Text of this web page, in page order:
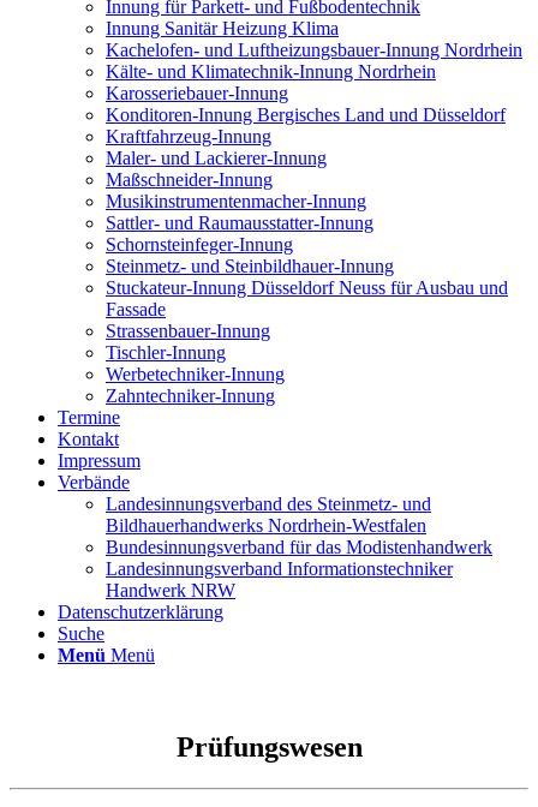
Innung für Parkett- und Fußbodentechnik
Innung Sanitär Heizung Klima
Kachelofen- und Luftheizungsbauer-Innung Nordrhein
Kälte- und Klimatechnik-Innung Nordrhein
Karosseriebauer-Innung
Konditoren-Innung Bergisches Land und Düsseldorf
Kraftfahrzeug-Innung
Maler- und Lackierer-Innung
Maßschneider-Innung
Musikinstrumentenmacher-Innung
Sattler- und Raumausstatter-Innung
Schornsteinfeger-Innung
Steinmetz- und Steinbildhauer-Innung
Stuckateur-Innung Düsseldorf Neuss für Ausbau und
Fassade
Strassenbauer-Innung
Tischler-Innung
Werbetechniker-Innung
Zahntechniker-Innung
Termine
Kontakt
Impressum
Verbände
Landesinnungsverband des Steinmetz- und
Bildhauerhandwerks Nordrhein-Westfalen
Bundesinnungsverband für das Modistenhandwerk
Landesinnungsverband Informationstechniker
Handwerk NRW
Datenschutzerklärung
Suche
Menü Menü
Prüfungswesen